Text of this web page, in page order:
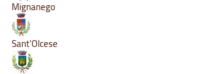
Mignanego
Sant'Olcese